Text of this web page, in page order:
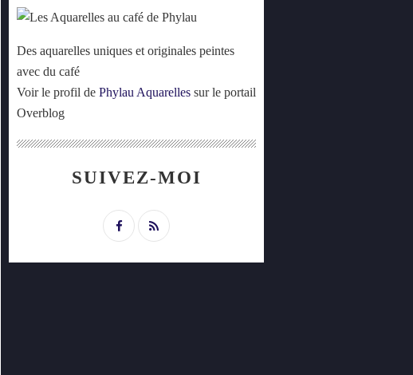
Des aquarelles uniques et originales peintes
avec du café
Voir le profil de Phylau Aquarelles sur le portail
Overblog
SUIVEZ-MOI